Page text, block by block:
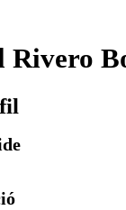
Rivero